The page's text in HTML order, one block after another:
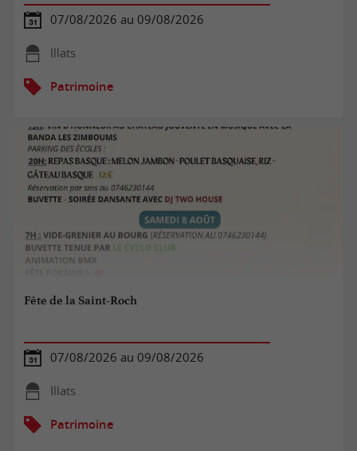
07/08/2026 au 09/08/2026
Illats
Patrimoine
Fête de la Saint-Roch
07/08/2026 au 09/08/2026
Illats
Patrimoine